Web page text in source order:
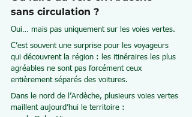
sans circulation ?
Oui… mais pas uniquement sur les voies vertes.
C’est souvent une surprise pour les voyageurs
qui découvrent la région : les itinéraires les plus
agréables ne sont pas forcément ceux
entièrement séparés des voitures.
Dans le nord de l’Ardèche, plusieurs voies vertes
maillent aujourd’hui le territoire :